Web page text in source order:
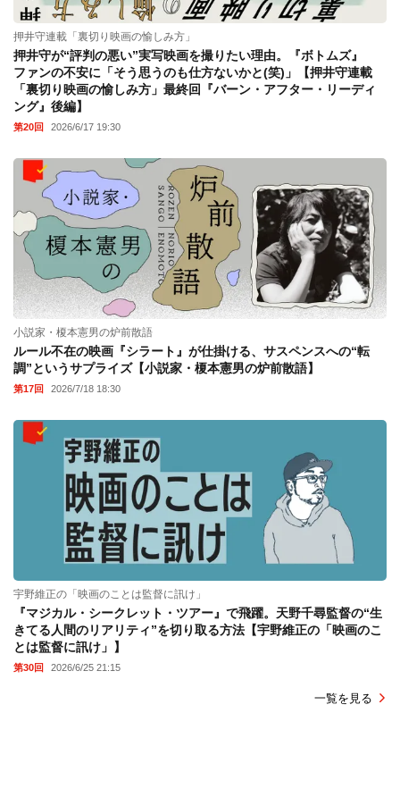
押井守連載「裏切り映画の愉しみ方」
押井守が“評判の悪い”実写映画を撮りたい理由。『ボトムズ』
ファンの不安に「そう思うのも仕方ないかと(笑)」【押井守連載
「裏切り映画の愉しみ方」最終回『バーン・アフター・リーディ
ング』後編】
第20回 2026/6/17 19:30
小説家・榎本憲男の炉前散語
ルール不在の映画『シラート』が仕掛ける、サスペンスへの“転
調”というサプライズ【小説家・榎本憲男の炉前散語】
第17回 2026/7/18 18:30
宇野維正の「映画のことは監督に訊け」
『マジカル・シークレット・ツアー』で飛躍。天野千尋監督の“生
きてる人間のリアリティ”を切り取る方法【宇野維正の「映画のこ
とは監督に訊け」】
第30回 2026/6/25 21:15
一覧を見る